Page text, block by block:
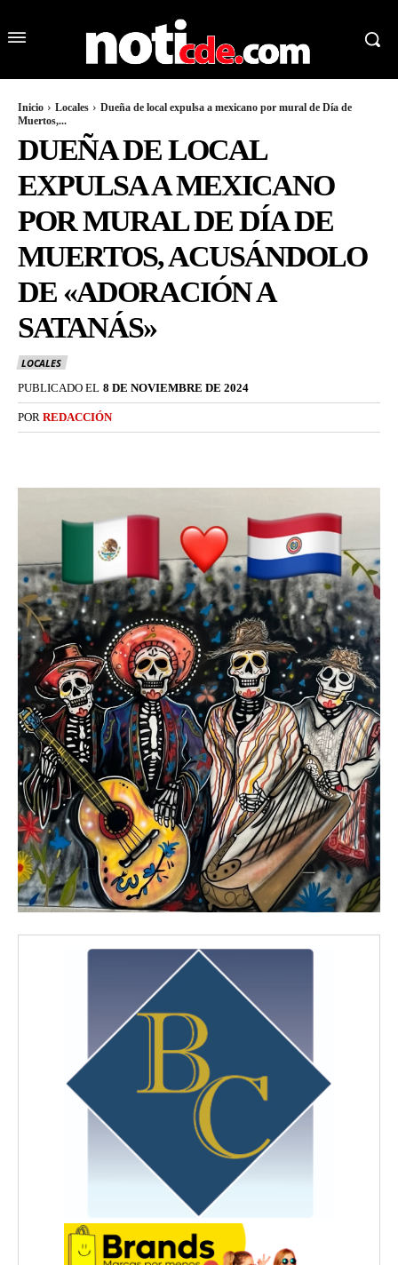
Inicio Locales
Dueña de local expulsa a mexicano por mural de Día de
Muertos,...
DUEÑA DE LOCAL
EXPULSA A MEXICANO
POR MURAL DE DÍA DE
MUERTOS, ACUSÁNDOLO
DE «ADORACIÓN A
SATANÁS»
LOCALES
PUBLICADO EL 8 DE NOVIEMBRE DE 2024
POR REDACCIÓN